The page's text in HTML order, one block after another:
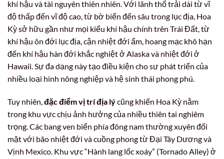
khí hậu và tài nguyên thiên nhiên. Với lãnh thổ trải dài từ vĩ
độ thấp đến vĩ độ cao, từ bờ biển đến sâu trong lục địa, Hoa
Kỳ sở hữu gần như mọi kiểu khí hậu chính trên Trái Đất, từ
khí hậu ôn đới lục địa, cận nhiệt đới ẩm, hoang mạc khô hạn
đến khí hậu hàn đới khắc nghiệt ở Alaska và nhiệt đới ở
Hawaii. Sự đa dạng này tạo điều kiện cho sự phát triển của
nhiều loại hình nông nghiệp và hệ sinh thái phong phú.
Tuy nhiên,đặc điểm vị trí địa lýcũng khiến Hoa Kỳ nằm
trong khu vực chịu ảnh hưởng của nhiều thiên tai nghiêm
trọng. Các bang ven biển phía đông nam thường xuyên đối
mặt với bão nhiệt đới và cuồng phong từ Đại Tây Dương và
Vịnh Mexico. Khu vực “Hành lang lốc xoáy” (Tornado Alley) ở